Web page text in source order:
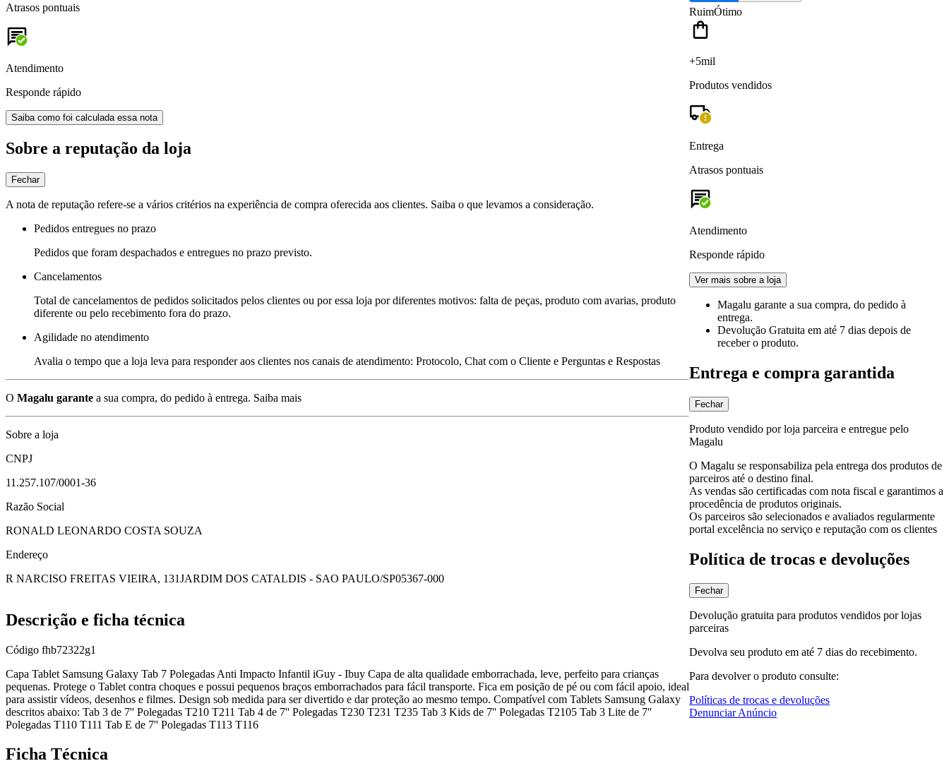
Atrasos pontuais
Atendimento
Responde rápido
Saiba como foi calculada essa nota
Sobre a reputação da loja
Fechar
A nota de reputação refere-se a vários critérios na experiência de compra oferecida aos clientes. Saiba o que levamos a consideração.
Pedidos entregues no prazo
Pedidos que foram despachados e entregues no prazo previsto.
Cancelamentos
Total de cancelamentos de pedidos solicitados pelos clientes ou por essa loja por diferentes motivos: falta de peças, produto com avarias, produto
diferente ou pelo recebimento fora do prazo.
Agilidade no atendimento
Avalia o tempo que a loja leva para responder aos clientes nos canais de atendimento: Protocolo, Chat com o Cliente e Perguntas e Respostas
O Magalu garante a sua compra, do pedido à entrega. Saiba mais
Sobre a loja
CNPJ
11.257.107/0001-36
Razão Social
RONALD LEONARDO COSTA SOUZA
Endereço
R NARCISO FREITAS VIEIRA, 131JARDIM DOS CATALDIS - SAO PAULO/SP05367-000
RuimÓtimo
+5mil
Produtos vendidos
Entrega
Atrasos pontuais
Atendimento
Responde rápido
Ver mais sobre a loja
Magalu garante a sua compra, do pedido à
entrega.
Devolução Gratuita em até 7 dias depois de
receber o produto.
Entrega e compra garantida
Fechar
Produto vendido por loja parceira e entregue pelo
Magalu
O Magalu se responsabiliza pela entrega dos produtos de
parceiros até o destino final.
As vendas são certificadas com nota fiscal e garantimos a
procedência de produtos originais.
Os parceiros são selecionados e avaliados regularmente
portal excelência no serviço e reputação com os clientes
Política de trocas e devoluções
Fechar
Devolução gratuita para produtos vendidos por lojas
parceiras
Devolva seu produto em até 7 dias do recebimento.
Para devolver o produto consulte:
Políticas de trocas e devoluções
Denunciar Anúncio
Descrição e ficha técnica
Código fhb72322g1
Capa Tablet Samsung Galaxy Tab 7 Polegadas Anti Impacto Infantil iGuy - Ibuy Capa de alta qualidade emborrachada, leve, perfeito para crianças
pequenas. Protege o Tablet contra choques e possui pequenos braços emborrachados para fácil transporte. Fica em posição de pé ou com fácil apoio, ideal
para assistir vídeos, desenhos e filmes. Design sob medida para ser divertido e dar proteção ao mesmo tempo. Compatível com Tablets Samsung Galaxy
descritos abaixo: Tab 3 de 7'' Polegadas T210 T211 Tab 4 de 7'' Polegadas T230 T231 T235 Tab 3 Kids de 7'' Polegadas T2105 Tab 3 Lite de 7''
Polegadas T110 T111 Tab E de 7'' Polegadas T113 T116
Ficha Técnica